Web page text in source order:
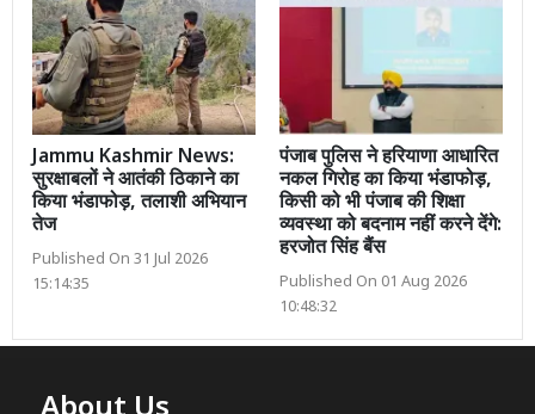
Jammu Kashmir News:
सुरक्षाबलों ने आतंकी ठिकाने का
किया भंडाफोड़, तलाशी अभियान
तेज
Published On 31 Jul 2026
15:14:35
पंजाब पुलिस ने हरियाणा आधारित
नकल गिरोह का किया भंडाफोड़,
किसी को भी पंजाब की शिक्षा
व्यवस्था को बदनाम नहीं करने देंगे:
हरजोत सिंह बैंस
Published On 01 Aug 2026
10:48:32